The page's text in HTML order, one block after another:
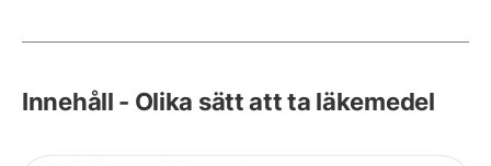
Innehåll - Olika sätt att ta läkemedel